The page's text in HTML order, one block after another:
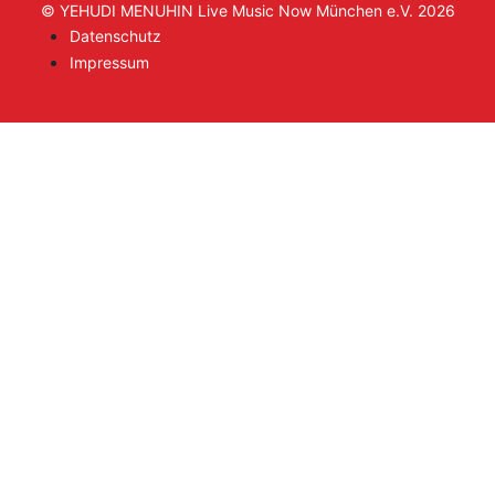
© YEHUDI MENUHIN Live Music Now München e.V. 2026
Datenschutz
Impressum